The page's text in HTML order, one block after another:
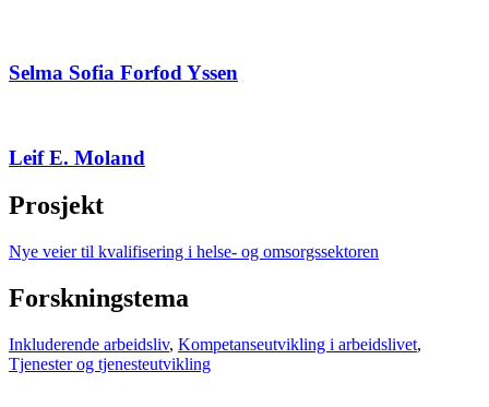
Selma Sofia Forfod Yssen
Leif E. Moland
Prosjekt
Nye veier til kvalifisering i helse- og omsorgssektoren
Forskningstema
Inkluderende arbeidsliv, Kompetanseutvikling i arbeidslivet,
Tjenester og tjenesteutvikling